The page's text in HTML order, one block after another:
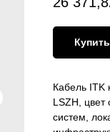
Купить
Кабель ITK
LSZH, цвет
систем,